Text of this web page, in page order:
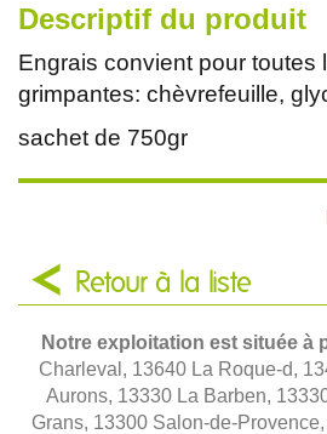
Descriptif du produit
Engrais convient pour toutes
grimpantes: chèvrefeuille,
sachet de 750gr
Retour à la liste
Notre exploitation est située à
Charleval, 13640 La Roque-d,
Aurons, 13330 La Barben,
Grans, 13300 Salon-de-